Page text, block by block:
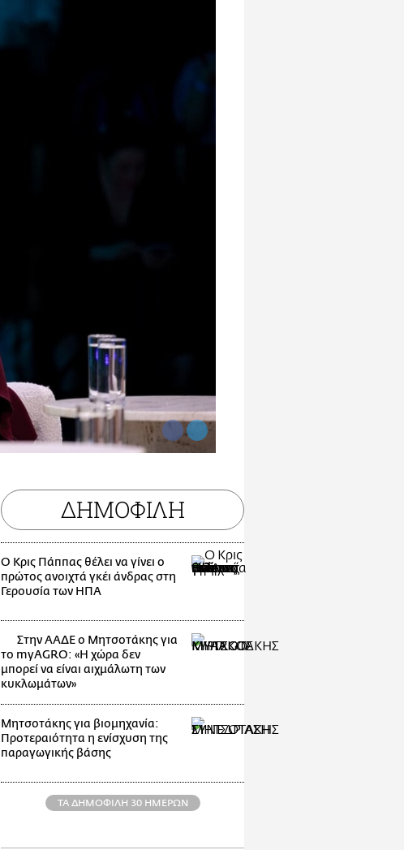
ΔΗΜΟΦΙΛΗ
Ο Κρις Πάππας θέλει να γίνει ο
πρώτος ανοιχτά γκέι άνδρας στη
Γερουσία των ΗΠΑ
Στην ΑΑΔΕ ο Μητσοτάκης για
το myAGRO: «Η χώρα δεν
μπορεί να είναι αιχμάλωτη των
κυκλωμάτων»
Μητσοτάκης για βιομηχανία:
Προτεραιότητα η ενίσχυση της
παραγωγικής βάσης
ΤΑ ΔΗΜΟΦΙΛΗ 30 ΗΜΕΡΩΝ